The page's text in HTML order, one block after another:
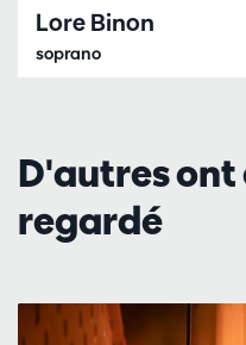
Lore Binon
soprano
D'autres
regardé